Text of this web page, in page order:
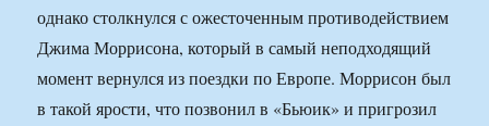
однако столкнулся с ожесточенным противодействием
Джима Моррисона, который в самый неподходящий
момент вернулся из поездки по Европе. Моррисон был
в такой ярости, что позвонил в «Бьюик» и пригрозил